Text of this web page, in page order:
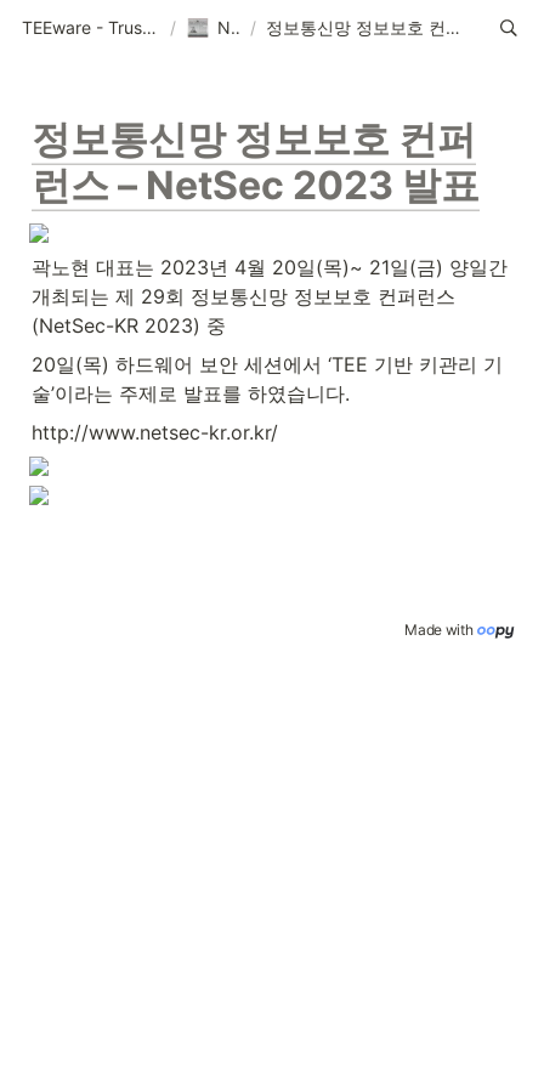
TEEware - Trustworthy Security Solution Provider / News / 정보통신망 정보보호 컨퍼런스 – NetSec 2023 발표
정보통신망 정보보호 컨퍼
런스 – NetSec 2023 발표
곽노현 대표는 2023년 4월 20일(목)~ 21일(금) 양일간
개최되는 제 29회 정보통신망 정보보호 컨퍼런스
(NetSec-KR 2023) 중
20일(목) 하드웨어 보안 세션에서 ‘TEE 기반 키관리 기
술’이라는 주제로 발표를 하였습니다.
http://www.netsec-kr.or.kr/
Made with